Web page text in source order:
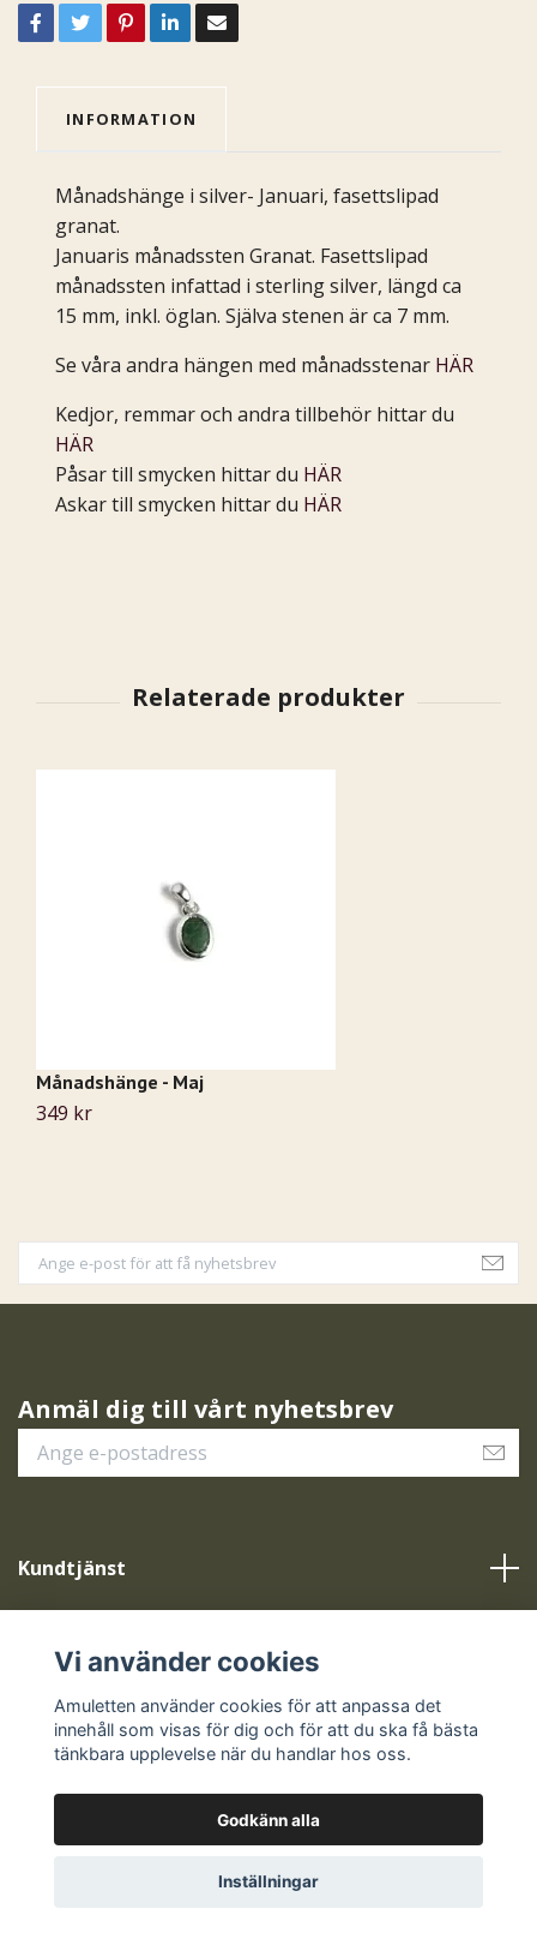
INFORMATION
Månadshänge i silver- Januari, fasettslipad
granat.
Januaris månadssten Granat. Fasettslipad
månadssten infattad i sterling silver, längd ca
15 mm, inkl. öglan. Själva stenen är ca 7 mm.
Se våra andra hängen med månadsstenar HÄR
Kedjor, remmar och andra tillbehör hittar du
HÄR
Påsar till smycken hittar du HÄR
Askar till smycken hittar du HÄR
Månadshänge - Maj
349 kr
Anmäl dig till vårt nyhetsbrev
Kundtjänst
Sociala medier
© 2026 Amuletten
Vi använder cookies
Amuletten använder cookies för att anpassa det
innehåll som visas för dig och för att du ska få bästa
tänkbara upplevelse när du handlar hos oss.
Godkänn alla
Inställningar